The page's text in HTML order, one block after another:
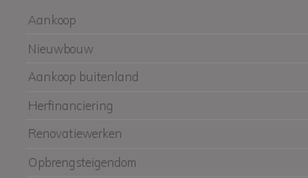
Aankoop
Nieuwbouw
Aankoop buitenland
Herfinanciering
Renovatiewerken
Opbrengsteigendom